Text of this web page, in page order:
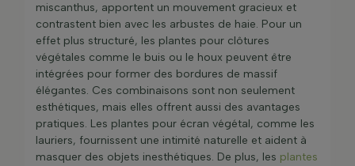
miscanthus, apportent un mouvement gracieux et
contrastent bien avec les arbustes de haie. Pour un
effet plus structuré, les plantes pour clôtures
végétales comme le buis ou le houx peuvent être
intégrées pour former des bordures de massif
élégantes. Ces combinaisons sont non seulement
esthétiques, mais elles offrent aussi des avantages
pratiques. Les plantes pour écran végétal, comme les
lauriers, fournissent une intimité naturelle et aident à
masquer des objets inesthétiques. De plus, les plantes